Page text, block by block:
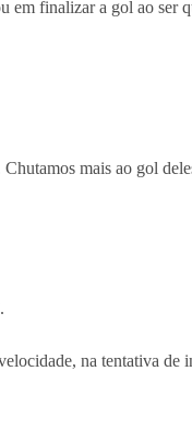
finalizar a gol ao ser
mais ao gol
na tentativa